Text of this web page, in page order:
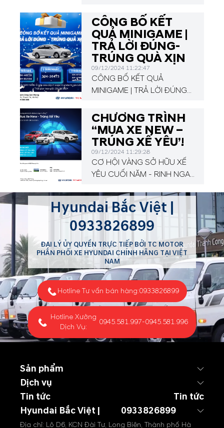
đến cho quý khách hàng
chương trình khuyến mại với
các dịch vụ chăm sóc xe
chất lượng cao và những ưu
đãi cực kì hấp dẫn!
CÔNG BỐ KẾT
QUẢ MINIGAME |
TRẢ LỜI ĐÚNG-
TRÚNG QUÀ XỊN
09/12/2024 11:22:47
CÔNG BỐ KẾT QUẢ
MINIGAME | TRẢ LỜI ĐÚNG-
08/10/2024 đến
24/10/2024
CHƯƠNG TRÌNH
“MUA XE NEW –
TRÚNG XẾ YÊU’!
09/12/2024 11:29:28
CƠ HỘI VÀNG SỞ HỮU XẾ
YÊU CUỐI NĂM - RINH NGAY
HYUNDAI GIẢI PHÓNG
Hyundai Bắc Việt |
0933826899
ĐẠI LÝ ỦY QUYỀN TRỰC TIẾP BỞI TC MOTOR
PHÂN PHỐI XE HYUNDAI CHÍNH HÃNG TẠI VIỆT
NAM
Hotline Tư vấn bán hàng:0933826899
Hotline Xưởng
Dịch Vụ:
0945.581.997-0945.581.996
Sản phẩm
Dịch vụ
Tin tức
Tin tức
Hyundai Bắc Việt |
0933826899
Địa chỉ: Lô D6, KCN Đài Tư, Long Biên, Thành phố Hà